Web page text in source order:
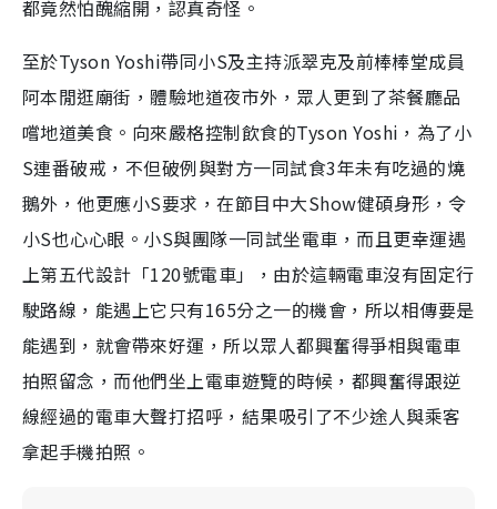
都竟然怕醜縮開，認真奇怪。
至於Tyson Yoshi帶同小S及主持派翠克及前棒棒堂成員
阿本閒逛廟街，體驗地道夜市外，眾人更到了茶餐廳品
嚐地道美食。向來嚴格控制飲食的Tyson Yoshi，為了小
S連番破戒，不但破例與對方一同試食3年未有吃過的燒
鵝外，他更應小S要求，在節目中大Show健碩身形，令
小S也心心眼。小S與團隊一同試坐電車，而且更幸運遇
上第五代設計「120號電車」，由於這輛電車沒有固定行
駛路線，能遇上它只有165分之一的機會，所以相傳要是
能遇到，就會帶來好運，所以眾人都興奮得爭相與電車
拍照留念，而他們坐上電車遊覽的時候，都興奮得跟逆
線經過的電車大聲打招呼，結果吸引了不少途人與乘客
拿起手機拍照。